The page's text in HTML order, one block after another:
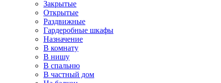
Закрытые
Открытые
Раздвижные
Гардеробные шкафы
Назначение
В комнату
В нишу
В спальню
В частный дом